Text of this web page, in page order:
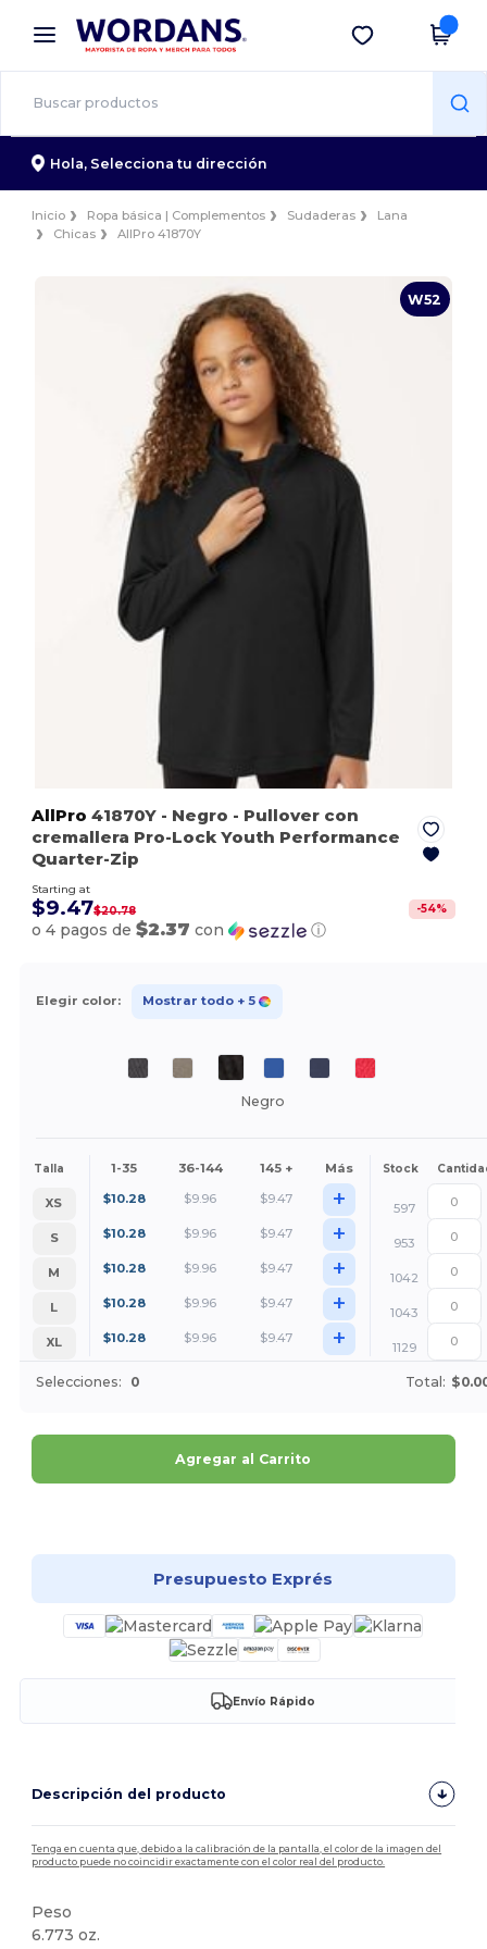
× App de Wordans
¡Mejores precios en app!
Descargar app
Hola, Selecciona tu dirección
Inicio Ropa básica | Complementos Sudaderas
Lana
Chicas
AllPro 41870Y
W52
AllPro 41870Y - Negro - Pullover con
cremallera Pro-Lock Youth Performance
Quarter-Zip
Starting at
$9.47$20.78 -54%
o 4 pagos de$2.37 con ⓘ
Elegir color: Mostrar todo + 5
Negro
Talla 1-35 36-144 145 + Más Stock
XS $10.28 $9.96 $9.47 +
597
S
$10.28 $9.96 $9.47 +
953
M
$10.28 $9.96 $9.47 +
1042
L
$10.28 $9.96 $9.47 +
1043
XL
$10.28 $9.96 $9.47 + 1129
Selecciones: 0 Total:
Agregar al Carrito
Presupuesto Exprés
Envío Rápido
Descripción del producto
Tenga en cuenta que, debido a la calibración de la pantalla, el color de la imagen del
producto puede no coincidir exactamente con el color real del producto.
Peso
6.773 oz.